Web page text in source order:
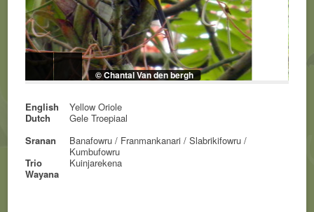
© Chantal Van den bergh
English
Yellow Oriole
Dutch
Gele Troepiaal
Sranan
Banafowru / Franmankanari / Slabrikifowru /
Kumbufowru
Trio
Kuinjarekena
Wayana